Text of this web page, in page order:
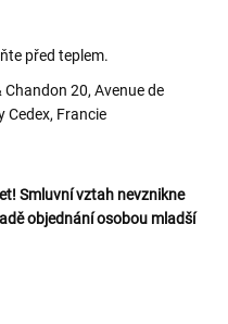
před teplem.
20, Avenue de
Cedex, Francie
Smluvní vztah nevznikne
objednání osobou mladší